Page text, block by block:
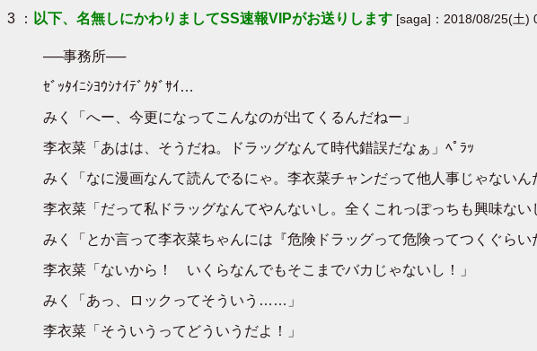
3 ： 以下、名無しにかわりましてSS速報VIPがお送りします [saga]：2018/08/25(土)
──事務所──
ｾﾞｯﾀｲﾆｼﾖｳｼﾅｲﾃﾞｸﾀﾞｻｲ…
みく「へー、今更になってこんなのが出てくるんだねー」
李衣菜「あはは、そうだね。ドラッグなんて時代錯誤だなぁ」ﾍﾟﾗｯ
みく「なに漫画なんて読んでるにゃ。李衣菜チャンだって他人事じゃないん
李衣菜「だって私ドラッグなんてやんないし。全くこれっぽっちも興味ない
みく「とか言って李衣菜ちゃんには『危険ドラッグって危険ってつくぐら
李衣菜「ないから！ いくらなんでもそこまでバカじゃないし！」
みく「あっ、ロックってそういう……」
李衣菜「そういうってどういうだよ！」